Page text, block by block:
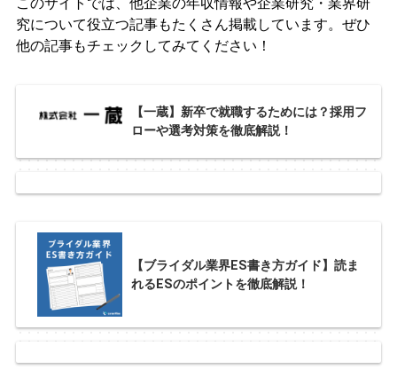
究について役立つ記事もたくさん掲載しています。ぜひ
他の記事もチェックしてみてください！
【一蔵】新卒で就職するためには？採用フ
ローや選考対策を徹底解説！
【ブライダル業界ES書き方ガイド】読ま
れるESのポイントを徹底解説！